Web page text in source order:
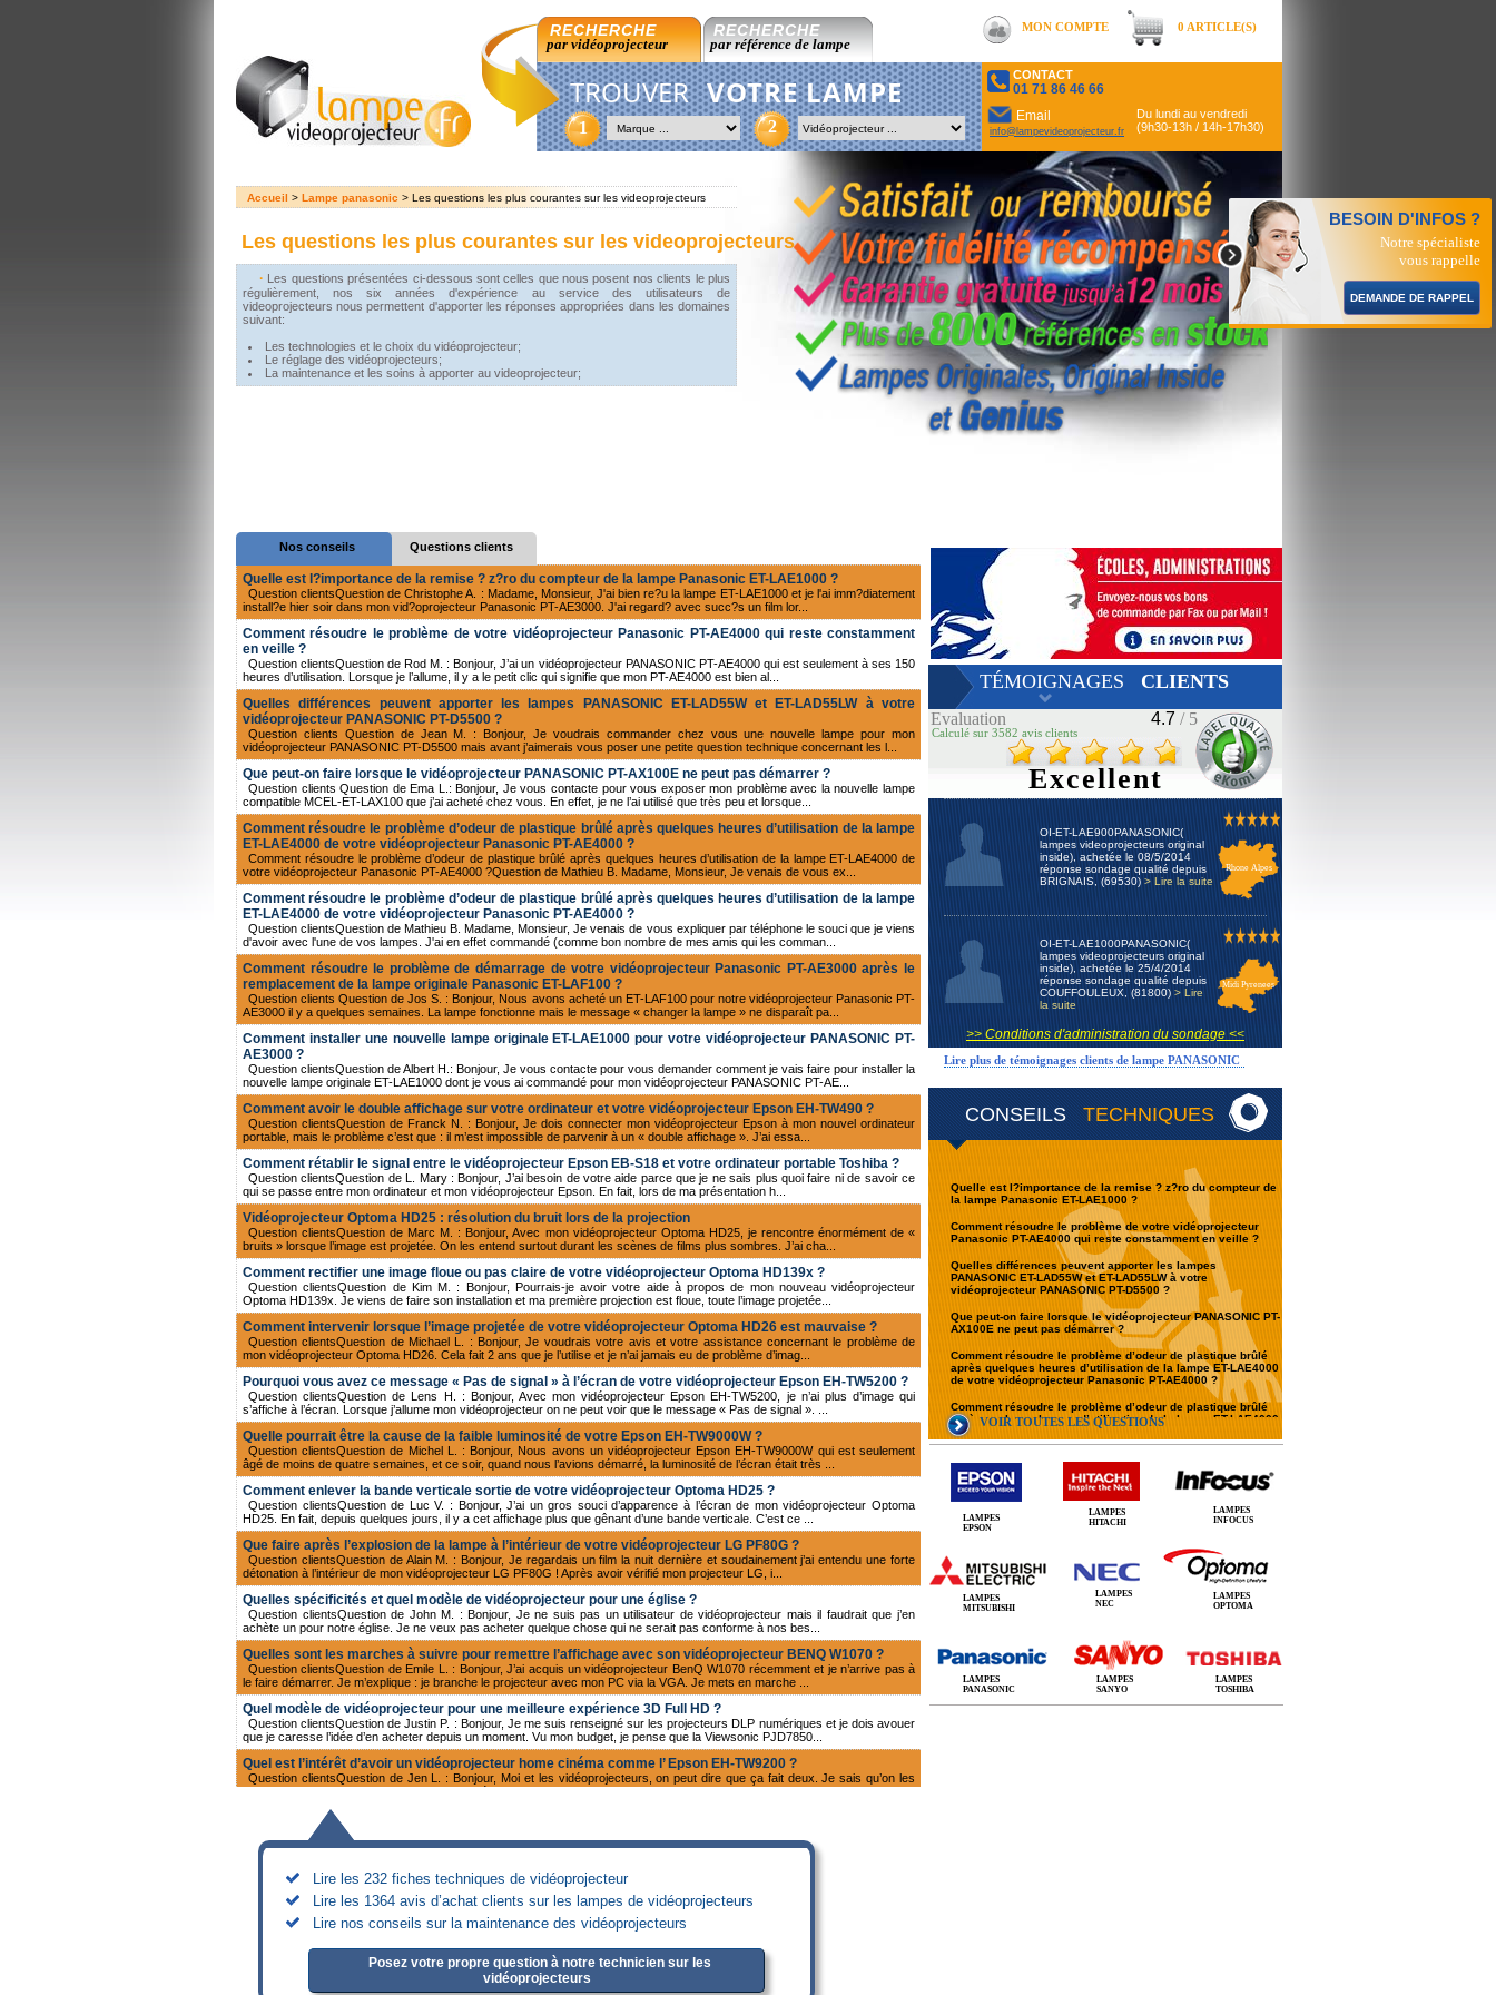
RECHERCHE
par vidéoprojecteur
RECHERCHE
par référence de lampe
0 ARTICLE(S)
MON COMPTE
TROUVER VOTRE LAMPE
1 2
CONTACT
01 71 86 46 66
Email
info@lampevideoprojecteur.fr
Du lundi au vendredi
(9h30-13h / 14h-17h30)
Accueil > Lampe panasonic > Les questions les plus courantes sur les videoprojecteurs
CONSEILS TECHNIQUES
BESOIN D'INFOS ?
Notre spécialiste
vous rappelle
DEMANDE DE RAPPEL
Quelle est l?importance de la remise ? z?ro du compteur de
la lampe Panasonic ET-LAE1000 ?
Comment résoudre le problème de votre vidéoprojecteur
Panasonic PT-AE4000 qui reste constamment en veille ?
Quelles différences peuvent apporter les lampes
PANASONIC ET-LAD55W et ET-LAD55LW à votre
vidéoprojecteur PANASONIC PT-D5500 ?
Que peut-on faire lorsque le vidéoprojecteur PANASONIC PT-
AX100E ne peut pas démarrer ?
Comment résoudre le problème d’odeur de plastique brûlé
après quelques heures d’utilisation de la lampe ET-LAE4000
de votre vidéoprojecteur Panasonic PT-AE4000 ?
Comment résoudre le problème d’odeur de plastique brûlé
après quelques heures d’utilisation de la lampe ET-LAE4000
de votre vidéoprojecteur Panasonic PT-AE4000 ?
VOIR TOUTES LES QUESTIONS
TÉMOIGNAGES CLIENTS
Evaluation 4.7 / 5
Calculé sur 3582 avis clients
Excellent
OI-ET-LAE900PANASONIC(
lampes videoprojecteurs original
inside), achetée le 08/5/2014
réponse sondage qualité depuis
BRIGNAIS, (69530) > Lire la suite
Rhone Alpes
OI-ET-LAE1000PANASONIC(
lampes videoprojecteurs original
inside), achetée le 25/4/2014
réponse sondage qualité depuis
COUFFOULEUX, (81800) > Lire
la suite
Midi Pyrenees
>> Conditions d'administration du sondage <<
Lire plus de témoignages clients de lampe PANASONIC
LAMPES
EPSON
LAMPES
HITACHI
LAMPES
INFOCUS
LAMPES
MITSUBISHI
LAMPES
NEC
LAMPES
OPTOMA
LAMPES
PANASONIC
LAMPES
SANYO
LAMPES
TOSHIBA
Les questions les plus courantes sur les videoprojecteurs
· Les questions présentées ci-dessous sont celles que nous posent nos clients le plus
régulièrement, nos six années d'expérience au service des utilisateurs de
videoprojecteurs nous permettent d'apporter les réponses appropriées dans les domaines
suivant:
Les technologies et le choix du vidéoprojecteur;
Le réglage des vidéoprojecteurs;
La maintenance et les soins à apporter au videoprojecteur;
Nos conseils Questions clients
Quelle est l?importance de la remise ? z?ro du compteur de la lampe Panasonic ET-LAE1000 ?
Question clientsQuestion de Christophe A. : Madame, Monsieur, J'ai bien re?u la lampe ET-LAE1000 et je l'ai imm?diatement
install?e hier soir dans mon vid?oprojecteur Panasonic PT-AE3000. J'ai regard? avec succ?s un film lor...
Comment résoudre le problème de votre vidéoprojecteur Panasonic PT-AE4000 qui reste constamment
en veille ?
Question clientsQuestion de Rod M. : Bonjour, J’ai un vidéoprojecteur PANASONIC PT-AE4000 qui est seulement à ses 150
heures d’utilisation. Lorsque je l’allume, il y a le petit clic qui signifie que mon PT-AE4000 est bien al...
Quelles différences peuvent apporter les lampes PANASONIC ET-LAD55W et ET-LAD55LW à votre
vidéoprojecteur PANASONIC PT-D5500 ?
Question clients Question de Jean M. : Bonjour, Je voudrais commander chez vous une nouvelle lampe pour mon
vidéoprojecteur PANASONIC PT-D5500 mais avant j’aimerais vous poser une petite question technique concernant les l...
Que peut-on faire lorsque le vidéoprojecteur PANASONIC PT-AX100E ne peut pas démarrer ?
Question clients Question de Ema L.: Bonjour, Je vous contacte pour vous exposer mon problème avec la nouvelle lampe
compatible MCEL-ET-LAX100 que j’ai acheté chez vous. En effet, je ne l’ai utilisé que très peu et lorsque...
Comment résoudre le problème d’odeur de plastique brûlé après quelques heures d’utilisation de la lampe
ET-LAE4000 de votre vidéoprojecteur Panasonic PT-AE4000 ?
Comment résoudre le problème d’odeur de plastique brûlé après quelques heures d’utilisation de la lampe ET-LAE4000 de
votre vidéoprojecteur Panasonic PT-AE4000 ?Question de Mathieu B. Madame, Monsieur, Je venais de vous ex...
Comment résoudre le problème d’odeur de plastique brûlé après quelques heures d’utilisation de la lampe
ET-LAE4000 de votre vidéoprojecteur Panasonic PT-AE4000 ?
Question clientsQuestion de Mathieu B. Madame, Monsieur, Je venais de vous expliquer par téléphone le souci que je viens
d'avoir avec l'une de vos lampes. J'ai en effet commandé (comme bon nombre de mes amis qui les comman...
Comment résoudre le problème de démarrage de votre vidéoprojecteur Panasonic PT-AE3000 après le
remplacement de la lampe originale Panasonic ET-LAF100 ?
Question clients Question de Jos S. : Bonjour, Nous avons acheté un ET-LAF100 pour notre vidéoprojecteur Panasonic PT-
AE3000 il y a quelques semaines. La lampe fonctionne mais le message « changer la lampe » ne disparaît pa...
Comment installer une nouvelle lampe originale ET-LAE1000 pour votre vidéoprojecteur PANASONIC PT-
AE3000 ?
Question clientsQuestion de Albert H.: Bonjour, Je vous contacte pour vous demander comment je vais faire pour installer la
nouvelle lampe originale ET-LAE1000 dont je vous ai commandé pour mon vidéoprojecteur PANASONIC PT-AE...
Comment avoir le double affichage sur votre ordinateur et votre vidéoprojecteur Epson EH-TW490 ?
Question clientsQuestion de Franck N. : Bonjour, Je dois connecter mon vidéoprojecteur Epson à mon nouvel ordinateur
portable, mais le problème c’est que : il m’est impossible de parvenir à un « double affichage ». J’ai essa...
Comment rétablir le signal entre le vidéoprojecteur Epson EB-S18 et votre ordinateur portable Toshiba ?
Question clientsQuestion de L. Mary : Bonjour, J’ai besoin de votre aide parce que je ne sais plus quoi faire ni de savoir ce
qui se passe entre mon ordinateur et mon vidéoprojecteur Epson. En fait, lors de ma présentation h...
Vidéoprojecteur Optoma HD25 : résolution du bruit lors de la projection
Question clientsQuestion de Marc M. : Bonjour, Avec mon vidéoprojecteur Optoma HD25, je rencontre énormément de «
bruits » lorsque l’image est projetée. On les entend surtout durant les scènes de films plus sombres. J’ai cha...
Comment rectifier une image floue ou pas claire de votre vidéoprojecteur Optoma HD139x ?
Question clientsQuestion de Kim M. : Bonjour, Pourrais-je avoir votre aide à propos de mon nouveau vidéoprojecteur
Optoma HD139x. Je viens de faire son installation et ma première projection est floue, toute l’image projetée...
Comment intervenir lorsque l’image projetée de votre vidéoprojecteur Optoma HD26 est mauvaise ?
Question clientsQuestion de Michael L. : Bonjour, Je voudrais votre avis et votre assistance concernant le problème de
mon vidéoprojecteur Optoma HD26. Cela fait 2 ans que je l’utilise et je n’ai jamais eu de problème d’imag...
Pourquoi vous avez ce message « Pas de signal » à l’écran de votre vidéoprojecteur Epson EH-TW5200 ?
Question clientsQuestion de Lens H. : Bonjour, Avec mon vidéoprojecteur Epson EH-TW5200, je n’ai plus d’image qui
s’affiche à l’écran. Lorsque j’allume mon vidéoprojecteur on ne peut voir que le message « Pas de signal ». ...
Quelle pourrait être la cause de la faible luminosité de votre Epson EH-TW9000W ?
Question clientsQuestion de Michel L. : Bonjour, Nous avons un vidéoprojecteur Epson EH-TW9000W qui est seulement
âgé de moins de quatre semaines, et ce soir, quand nous l’avions démarré, la luminosité de l’écran était très ...
Comment enlever la bande verticale sortie de votre vidéoprojecteur Optoma HD25 ?
Question clientsQuestion de Luc V. : Bonjour, J’ai un gros souci d’apparence à l’écran de mon vidéoprojecteur Optoma
HD25. En fait, depuis quelques jours, il y a cet affichage plus que gênant d’une bande verticale. C’est ce ...
Que faire après l’explosion de la lampe à l’intérieur de votre vidéoprojecteur LG PF80G ?
Question clientsQuestion de Alain M. : Bonjour, Je regardais un film la nuit dernière et soudainement j’ai entendu une forte
détonation à l’intérieur de mon vidéoprojecteur LG PF80G ! Après avoir vérifié mon projecteur LG, i...
Quelles spécificités et quel modèle de vidéoprojecteur pour une église ?
Question clientsQuestion de John M. : Bonjour, Je ne suis pas un utilisateur de vidéoprojecteur mais il faudrait que j’en
achète un pour notre église. Je ne veux pas acheter quelque chose qui ne serait pas conforme à nos bes...
Quelles sont les marches à suivre pour remettre l’affichage avec son vidéoprojecteur BENQ W1070 ?
Question clientsQuestion de Emile L. : Bonjour, J’ai acquis un vidéoprojecteur BenQ W1070 récemment et je n’arrive pas à
le faire démarrer. Je m’explique : je branche le projecteur avec mon PC via la VGA. Je mets en marche ...
Quel modèle de vidéoprojecteur pour une meilleure expérience 3D Full HD ?
Question clientsQuestion de Justin P. : Bonjour, Je me suis renseigné sur les projecteurs DLP numériques et je dois avouer
que je caresse l’idée d’en acheter depuis un moment. Vu mon budget, je pense que la Viewsonic PJD7850...
Quel est l’intérêt d’avoir un vidéoprojecteur home cinéma comme l’ Epson EH-TW9200 ?
Question clientsQuestion de Jen L. : Bonjour, Moi et les vidéoprojecteurs, on peut dire que ça fait deux. Je sais qu’on les
utilise pour projeter des diapositives, des vidéos et d’autres types de fichiers. On les voit surt...
Comment procéder pour remettre en marche son vidéoprojecteur Mitsubishi HC7800D ?
Question clientsQuestion de Cyril G. : Bonjour, J’ai repris un vidéoprojecteur Mitsubishi HC7800D d’occasion. J’ai bien testé
l’appareil avant de l’acheter mais quand je l’ai démarré, j’ai eu la mauvaise surprise de voir qu’...
Quel modèle de vidéoprojecteur pour un endroit moins éclairci ?
Question clientsQuestion de Cindy M. : Bonjour, Je tiens un bar karaoké et j’aimerais améliorer l’ambiance en projetant sur
les murs que sur des écrans classiques. C’est surtout la touche d’originalité de cette idée qui me s...
Quelles sont les solutions pour les lampes qui refusent de s’allumer ?
lâché je ne sais pas pourquoi. J’ai lu dans la notice que c’est peut être une panne ou que la lampe est to...
Quelles sont les solutions pour les lampes qui refusent de s’allumer ?
Lire les 232 fiches techniques de vidéoprojecteur
Lire les 1364 avis d’achat clients sur les lampes de vidéoprojecteurs
Lire nos conseils sur la maintenance des vidéoprojecteurs
Posez votre propre question à notre technicien sur les
vidéoprojecteurs